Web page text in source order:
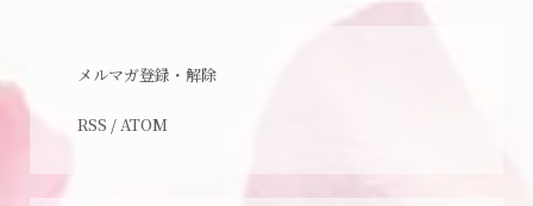
メルマガ登録・解除
RSS /ATOM